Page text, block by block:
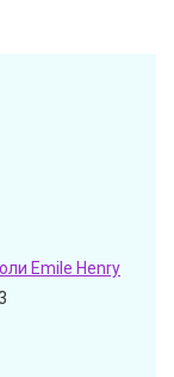
Emile Henry